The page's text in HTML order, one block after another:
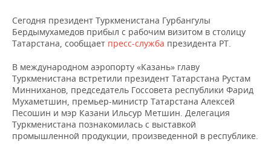
ДЕКЛАРАЦИИ О ДОХОДАХ
ВУЗЫ ТАТАРСТАНА
КОМУ ПРИНАДЛЕЖАТ
ТОРГОВЫЕ ЦЕНТРЫ
ТАТАРСТАНА
НОВОСТИ ЭКОНОМИКИ
БАНКИ
БЮДЖЕТ
ИНВЕСТИЦИИ
ПРОМЫШЛЕННОСТЬ
ПРОМЫШЛЕННОСТИ
АГРОПРОМ
МАШИНОСТРОЕНИЕ
НОВОСТИ НЕДВИЖИМОСТИ
АВТО
НОВОСТИ АВТО
БИЗНЕС
НОВОСТИ БИЗНЕСА
ТЕХНОЛОГИИ
Сегодня президент Туркменистана Гурбангулы
Бердымухамедов прибыл с рабочим визитом в столицу
Татарстана, сообщает пресс-служба президента РТ.
В международном аэропорту «Казань» главу
Туркменистана встретили президент Татарстана Рустам
Минниханов, председатель Госсовета республики Фарид
Мухаметшин, премьер-министр Татарстана Алексей
Песошин и мэр Казани Ильсур Метшин. Делегация
Туркменистана познакомилась с выставкой
промышленной продукции, произведенной в республике.